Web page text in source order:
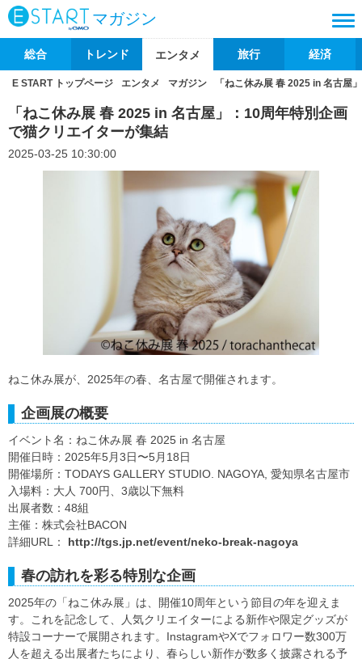
マガジン
総合 トレンド エンタメ 旅行 経済
E START トップページ エンタメ マガジン 「ねこ休み展 春 2025 in 名古屋
「ねこ休み展 春 2025 in 名古屋」：10周年特別企画
で猫クリエイターが集結
2025-03-25 10:30:00
ねこ休み展が、2025年の春、名古屋で開催されます。
企画展の概要
イベント名：ねこ休み展 春 2025 in 名古屋
開催日時：2025年5月3日〜5月18日
開催場所：TODAYS GALLERY STUDIO. NAGOYA, 愛知県名古屋市
入場料：大人 700円、3歳以下無料
出展者数：48組
主催：株式会社BACON
詳細URL： http://tgs.jp.net/event/neko-break-nagoya
春の訪れを彩る特別な企画
2025年の「ねこ休み展」は、開催10周年という節目の年を迎えま
す。これを記念して、人気クリエイターによる新作や限定グッズが
特設コーナーで展開されます。InstagramやXでフォロワー数300万
人を超える出展者たちにより、春らしい新作が数多く披露される予